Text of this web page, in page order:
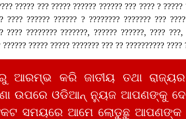
????? ??? ????? ?????? ?????? ??? ???? ?
???? ?????? ?????? ? ???????? ??????? ???
???? ???????? ???????, ?????? ??????, ????
?????? ????? ????? ??????? ??? ?? ??????????
ଆରମ୍ଭ କରି ଜାତୀୟ ତଥା
ଉପରେ ଓଡିଆନ୍ ନ୍ୟୁଜ ଆପଣଙ୍କୁ
ସମୟରେ ଆମେ ଲୋଡୁଛୁ